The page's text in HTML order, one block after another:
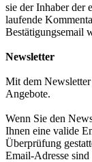
sie der Inhaber der
laufende
Bestätigungsemail
Newsletter
Mit dem
Angebote.
Wenn Sie den
Ihnen eine valide
Überprüfung
Email-Adresse